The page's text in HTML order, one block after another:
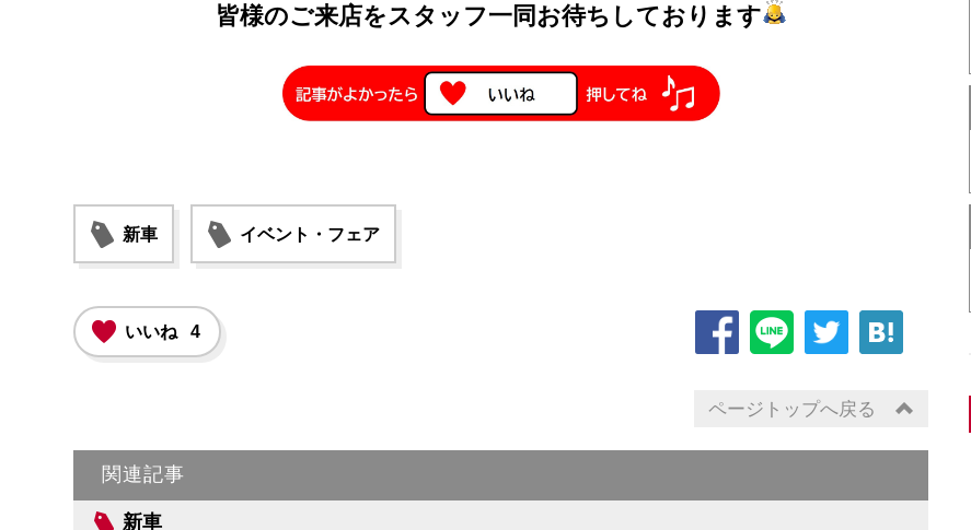
皆様のご来店をスタッフ一同お待ちしております
新車 イベント・フェア
いいね 4
ページトップへ戻る
関連記事
新車